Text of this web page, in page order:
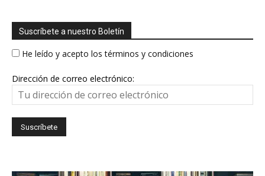
Suscríbete a nuestro Boletín
He leído y acepto los términos y condiciones
Dirección de correo electrónico: